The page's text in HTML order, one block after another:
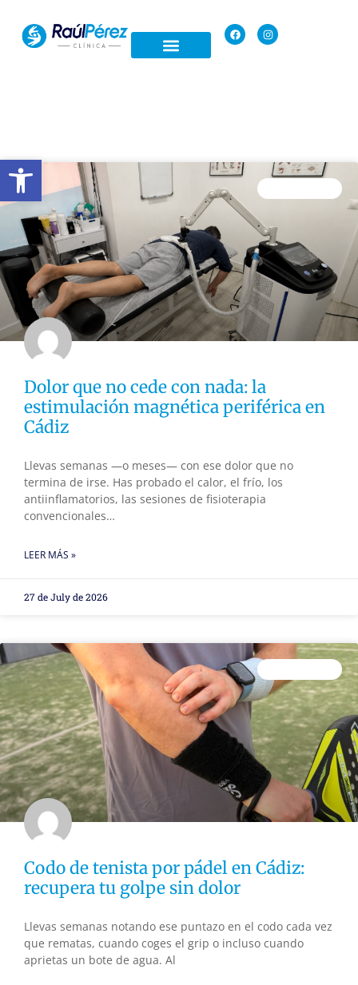
Open toolbar
Dolor que no cede con nada: la
estimulación magnética periférica en
Cádiz
Llevas semanas —o meses— con ese dolor que no
termina de irse. Has probado el calor, el frío, los
antiinflamatorios, las sesiones de fisioterapia
convencionales…
LEER MÁS »
27 de July de 2026
Codo de tenista por pádel en Cádiz:
recupera tu golpe sin dolor
Llevas semanas notando ese puntazo en el codo cada vez
que rematas, cuando coges el grip o incluso cuando
aprietas un bote de agua. Al